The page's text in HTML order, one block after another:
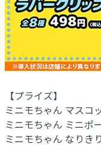
【プライズ】
ミニモちゃん マスコ
ミニモちゃん ミニポ
ミニモちゃん なりき